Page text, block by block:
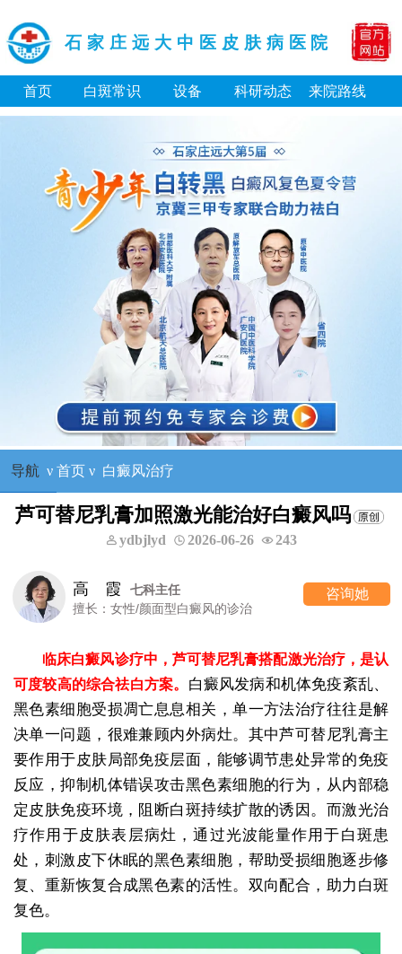
石家庄远大中医皮肤病医院
首页 白斑常识 设备 科研动态 来院路线
导航 ν 首页ν 白癜风治疗
芦可替尼乳膏加照激光能治好白癜风吗
ydbjlyd 2026-06-26 243
高 霞
七科主任
擅长：女性/颜面型白癜风的诊治
咨询她
临床白癜风诊疗中，芦可替尼乳膏搭配激光治疗，是认
可度较高的综合祛白方案。 白癜风发病和机体免疫紊乱、
黑色素细胞受损凋亡息息相关，单一方法治疗往往是解
决单一问题，很难兼顾内外病灶。其中芦可替尼乳膏主
要作用于皮肤局部免疫层面，能够调节患处异常的免疫
反应，抑制机体错误攻击黑色素细胞的行为，从内部稳
定皮肤免疫环境，阻断白斑持续扩散的诱因。而激光治
疗作用于皮肤表层病灶，通过光波能量作用于白斑患
处，刺激皮下休眠的黑色素细胞，帮助受损细胞逐步修
复、重新恢复合成黑色素的活性。双向配合，助力白斑
复色。